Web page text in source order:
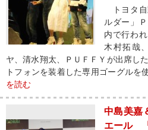
トヨタ自
ルダー」
内で行わ
木村拓哉
ヤ、清水翔太、ＰＵＦＦＹが出席
トフォンを装着した専用ゴーグルを
を読む
中島美嘉
エール